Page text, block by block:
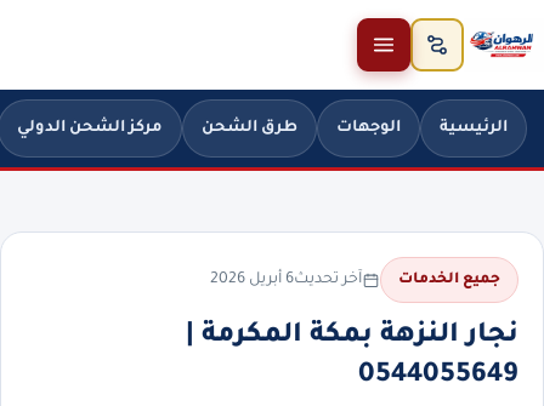
تخطَّ إلى المحتوى
الرئيسية الوجهات طرق الشحن مركز الشحن الدولي
جميع الخدمات آخر تحديث6 أبريل 2026
نجار النزهة بمكة المكرمة |
0544055649⁩